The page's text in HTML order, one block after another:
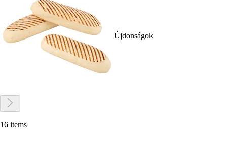
Újdonságok
16 items